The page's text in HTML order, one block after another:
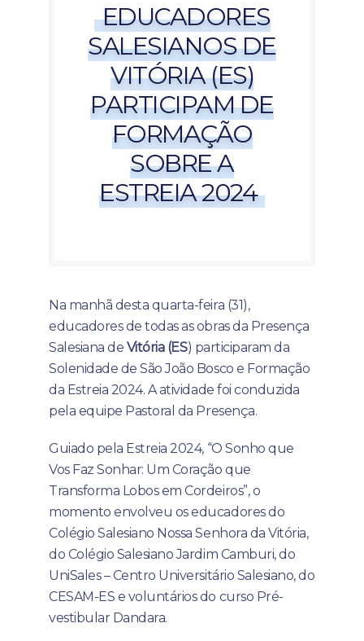
EDUCADORES
SALESIANOS DE
VITÓRIA (ES)
PARTICIPAM DE
FORMAÇÃO
SOBRE A
ESTREIA 2024
Na manhã desta quarta-feira (31),
educadores de todas as obras da Presença
Salesiana de Vitória (ES) participaram da
Solenidade de São João Bosco e Formação
da Estreia 2024. A atividade foi conduzida
pela equipe Pastoral da Presença.
Guiado pela Estreia 2024, “O Sonho que
Vos Faz Sonhar: Um Coração que
Transforma Lobos em Cordeiros”, o
momento envolveu os educadores do
Colégio Salesiano Nossa Senhora da Vitória,
do Colégio Salesiano Jardim Camburi, do
UniSales – Centro Universitário Salesiano, do
CESAM-ES e voluntários do curso Pré-
vestibular Dandara.